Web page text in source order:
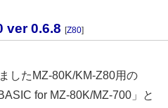
ver 0.6.8 [Z80]
したMZ-80K/KM-Z80用の
for MZ-80K/MZ-700」と